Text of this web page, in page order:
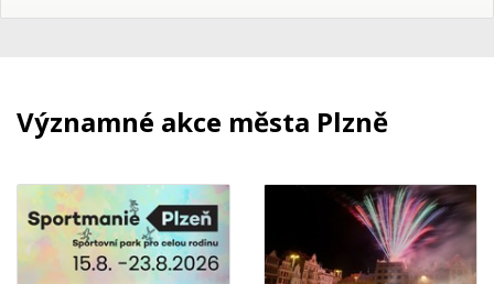
Významné akce města Plzně